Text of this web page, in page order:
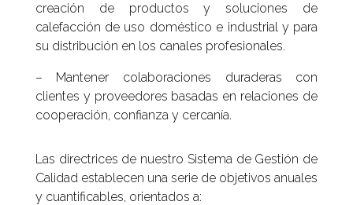
creación de productos y soluciones de
calefacción de uso doméstico e industrial y para
su distribución en los canales profesionales.
– Mantener colaboraciones duraderas con
clientes y proveedores basadas en relaciones de
cooperación, confianza y cercanía.
Las directrices de nuestro Sistema de Gestión de
Calidad establecen una serie de objetivos anuales
y cuantificables, orientados a: